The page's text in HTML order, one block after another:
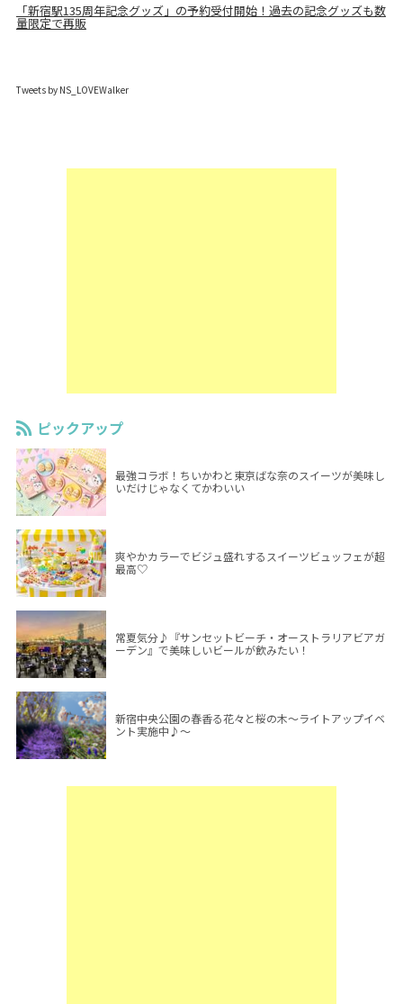
「新宿駅135周年記念グッズ」の予約受付開始！過去の記念グッズも数
量限定で再販
Tweets by NS_LOVEWalker
ピックアップ
最強コラボ！ちいかわと東京ばな奈のスイーツが美味し
いだけじゃなくてかわいい
爽やかカラーでビジュ盛れするスイーツビュッフェが超
最高♡
常夏気分♪『サンセットビーチ・オーストラリアビアガ
ーデン』で美味しいビールが飲みたい！
新宿中央公園の春香る花々と桜の木～ライトアップイベ
ント実施中♪～